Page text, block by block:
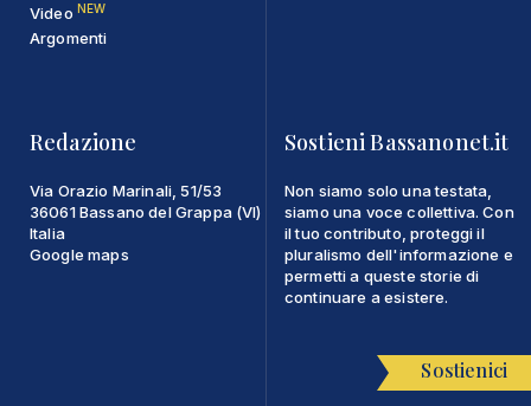
Video NEW
Argomenti
Redazione
Via Orazio Marinali, 51/53
36061 Bassano del Grappa (VI)
Italia
Google maps
Sostieni Bassanonet.it
Non siamo solo una testata,
siamo una voce collettiva. Con
il tuo contributo, proteggi il
pluralismo dell'informazione e
permetti a queste storie di
continuare a esistere.
Sostienici